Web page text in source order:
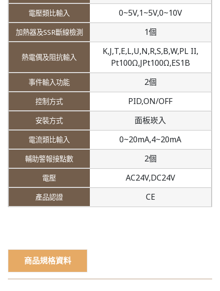
0~5V,1~5V,0~10V
1個
K,J,T,E,L,U,N,R,S,B,W,PL II,
Pt100Ω,JPt100Ω,ES1B
2個
PID,ON/OFF
面板崁入
0~20mA,4~20mA
2個
AC24V,DC24V
CE
商品規格資料